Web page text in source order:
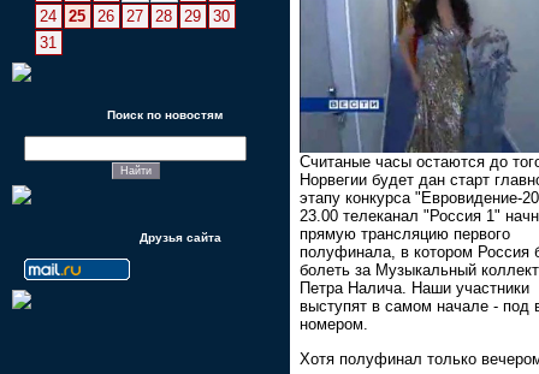
24
25 26 27 28 29
30
31
Поиск по новостям
Друзья сайта
Считаные часы остаются до
Норвегии будет дан старт
этапу конкурса "Евровидение-
23.00 телеканал "Россия 1"
прямую трансляцию первого
полуфинала, в котором Россия
болеть за Музыкальный
Петра Налича. Наши участники
выступят в самом начале - под
номером.
Хотя полуфинал только